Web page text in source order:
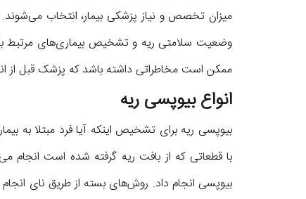
میزان تخصص و نیاز پزشکی بیمار، انتخاب
وضعیت سلامتی ریه و تشخیص بیماری‌های مرتبط با
ممکن است مخاطراتی داشته باشد که پزشک قبل از
انواع بیوپسی ریه
بیوپسی ریه برای تشخیص اینکه آیا فرد مبتلا به
با قطعاتی که از بافت ریه گرفته شده است انجام
بیوپسی انجام داد. روش‌های بسته از طریق نای